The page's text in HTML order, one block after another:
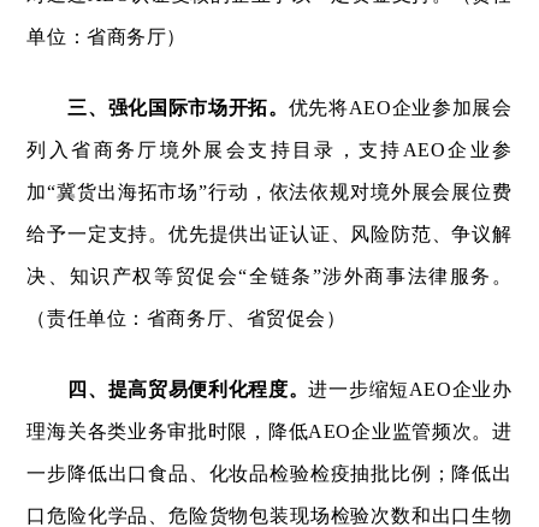
单位：省商务厅）
三、强化国际市场开拓。 优先将AEO企业参加展会
列入省商务厅境外展会支持目录，支持AEO企业参
加“冀货出海拓市场”行动，依法依规对境外展会展位费
给予一定支持。优先提供出证认证、风险防范、争议解
决、知识产权等贸促会“全链条”涉外商事法律服务。
（责任单位：省商务厅、省贸促会）
四、提高贸易便利化程度。进一步缩短AEO企业办
理海关各类业务审批时限，降低AEO企业监管频次。进
一步降低出口食品、化妆品检验检疫抽批比例；降低出
口危险化学品、危险货物包装现场检验次数和出口生物